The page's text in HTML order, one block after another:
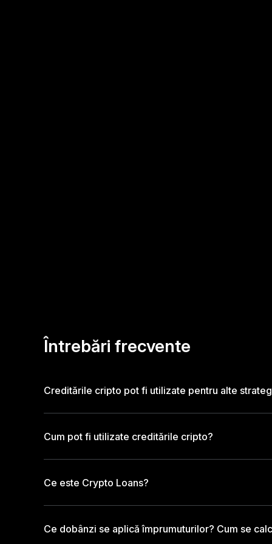
Întrebări frecvente
Creditările cripto pot fi utilizate pentru alte
Cum pot fi utilizate creditările cripto?
Ce este Crypto Loans?
Ce dobânzi se aplică împrumuturilor? Cum se